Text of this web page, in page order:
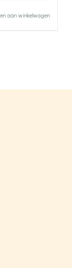
aan winkelwagen